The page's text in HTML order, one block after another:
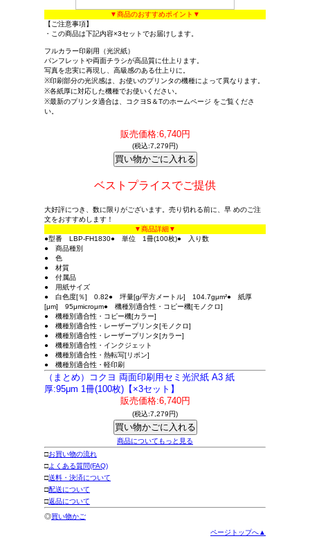
▼商品のおすすめポイント▼
【ご注意事項】
・この商品は下記内容×3セットでお届けします。
フルカラー印刷用（光沢紙）
パンフレットや両面チラシが高品質に仕上ります。
写真を忠実に再現し、高級感のある仕上りに。
※印刷部分の光沢感は、お使いのプリンタの機種によって異なります。
※各紙厚に対応した機種でお使いください。
※最新のプリンタ適合は、コクヨS＆Tのホームページ をご覧くださ
い。
販売価格:6,740円
(税込:7,279円)
ベストプライスでご提供
大好評につき、数に限りがございます。売り切れる前に、早 めのご注
文をおすすめします！
▼商品詳細▼
●型番 LBP-FH1830● 単位 1冊(100枚)● 入り数
● 商品種別
● 色
● 材質
● 付属品
● 用紙サイズ
● 白色度[％] 0.82● 坪量[g/平方メートル] 104.7gμm²● 紙厚
[μm] 95μmicroμm● 機種別適合性・コピー機[モノクロ]
● 機種別適合性・コピー機[カラー]
● 機種別適合性・レーザープリンタ[モノクロ]
● 機種別適合性・レーザープリンタ[カラー]
● 機種別適合性・インクジェット
● 機種別適合性・熱転写[リボン]
● 機種別適合性・軽印刷
（まとめ）コクヨ 両面印刷用セミ光沢紙 A3 紙
厚:95μm 1冊(100枚)【×3セット】
販売価格:6,740円
(税込:7,279円)
商品についてもっと見る
□お買い物の流れ
□よくある質問(FAQ)
□送料・決済について
□配送について
□返品について
◎買い物かご
ページトップへ▲